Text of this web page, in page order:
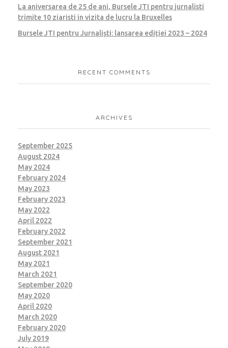
La aniversarea de 25 de ani, Bursele JTI pentru jurnalisti
trimite 10 ziaristi in vizita de lucru la Bruxelles
Bursele JTI pentru Jurnaliști: lansarea ediției 2023 – 2024
RECENT COMMENTS
ARCHIVES
September 2025
August 2024
May 2024
February 2024
May 2023
February 2023
May 2022
April 2022
February 2022
September 2021
August 2021
May 2021
March 2021
September 2020
May 2020
April 2020
March 2020
February 2020
July 2019